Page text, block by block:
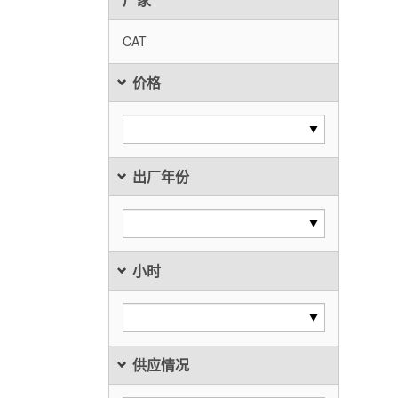
CAT
价格
出厂年份
小时
供应情况